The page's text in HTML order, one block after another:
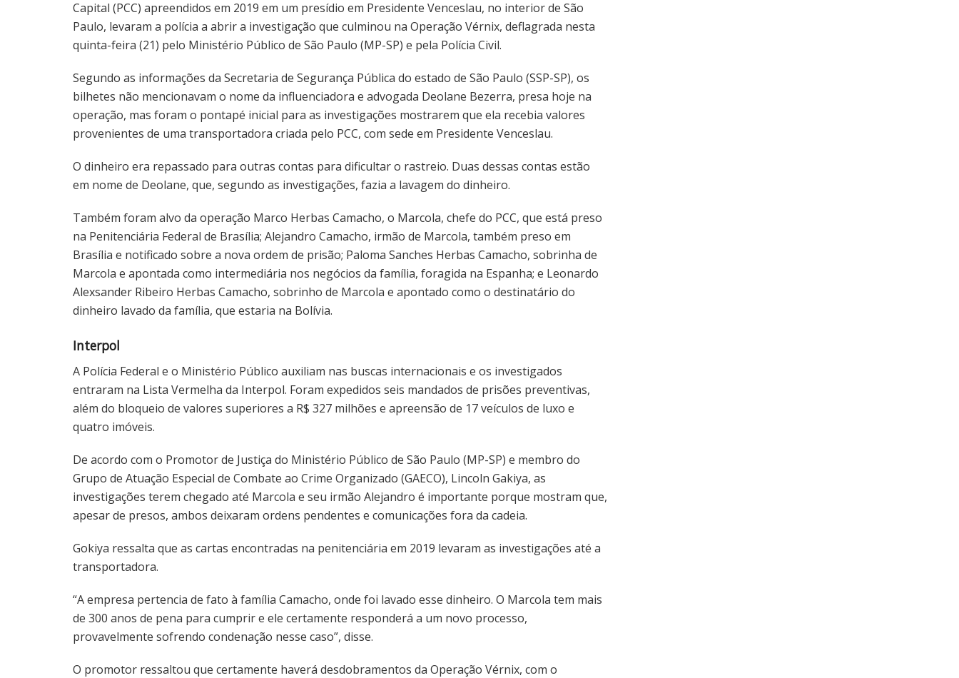
Capital (PCC) apreendidos em 2019 em um presídio em Presidente Venceslau, no interior de São
Paulo, levaram a polícia a abrir a investigação que culminou na Operação Vérnix, deflagrada nesta
quinta-feira (21) pelo Ministério Público de São Paulo (MP-SP) e pela Polícia Civil.
Segundo as informações da Secretaria de Segurança Pública do estado de São Paulo (SSP-SP), os
bilhetes não mencionavam o nome da influenciadora e advogada Deolane Bezerra, presa hoje na
operação, mas foram o pontapé inicial para as investigações mostrarem que ela recebia valores
provenientes de uma transportadora criada pelo PCC, com sede em Presidente Venceslau.
O dinheiro era repassado para outras contas para dificultar o rastreio. Duas dessas contas estão
em nome de Deolane, que, segundo as investigações, fazia a lavagem do dinheiro.
Também foram alvo da operação Marco Herbas Camacho, o Marcola, chefe do PCC, que está preso
na Penitenciária Federal de Brasília; Alejandro Camacho, irmão de Marcola, também preso em
Brasília e notificado sobre a nova ordem de prisão; Paloma Sanches Herbas Camacho, sobrinha de
Marcola e apontada como intermediária nos negócios da família, foragida na Espanha; e Leonardo
Alexsander Ribeiro Herbas Camacho, sobrinho de Marcola e apontado como o destinatário do
dinheiro lavado da família, que estaria na Bolívia.
Interpol
A Polícia Federal e o Ministério Público auxiliam nas buscas internacionais e os investigados
entraram na Lista Vermelha da Interpol. Foram expedidos seis mandados de prisões preventivas,
além do bloqueio de valores superiores a R$ 327 milhões e apreensão de 17 veículos de luxo e
quatro imóveis.
De acordo com o Promotor de Justiça do Ministério Público de São Paulo (MP-SP) e membro do
Grupo de Atuação Especial de Combate ao Crime Organizado (GAECO), Lincoln Gakiya, as
investigações terem chegado até Marcola e seu irmão Alejandro é importante porque mostram que,
apesar de presos, ambos deixaram ordens pendentes e comunicações fora da cadeia.
Gokiya ressalta que as cartas encontradas na penitenciária em 2019 levaram as investigações até a
transportadora.
“A empresa pertencia de fato à família Camacho, onde foi lavado esse dinheiro. O Marcola tem mais
de 300 anos de pena para cumprir e ele certamente responderá a um novo processo,
provavelmente sofrendo condenação nesse caso”, disse.
O promotor ressaltou que certamente haverá desdobramentos da Operação Vérnix, com o